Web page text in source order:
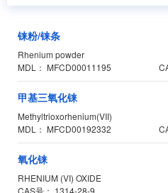
铼粉/铼条
Rhenium powder
MDL： MFCD00011195
甲基三氧化铼
Methyltrioxorhenium(VII)
MDL： MFCD00192332
氧化铼
RHENIUM (VI) OXIDE
CAS号： 1314-28-9